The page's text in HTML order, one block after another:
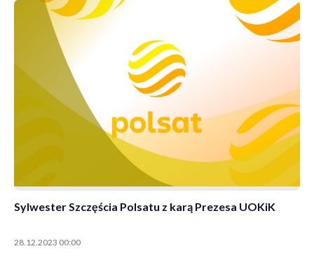
Sylwester Szczęścia Polsatu z karą Prezesa UOKiK
28.12.2023 00:00